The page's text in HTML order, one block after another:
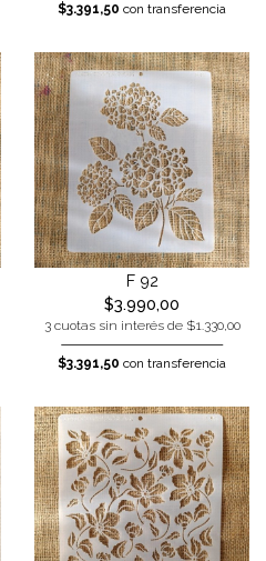
$3.391,50 con transferencia
F 92
$3.990,00
3 cuotas sin interés de $1.330,00
$3.391,50 con transferencia